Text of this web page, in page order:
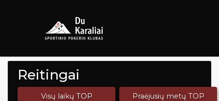
Reitingai
Visų laikų TOP Praėjusių metų TOP